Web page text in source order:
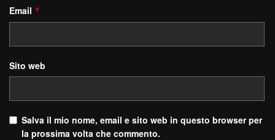
Email *
Sito web
Salva il mio nome, email e sito web in questo browser per
la prossima volta che commento.